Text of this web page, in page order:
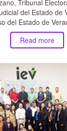
Tribunal
del Estado de
del Estado de
Read more